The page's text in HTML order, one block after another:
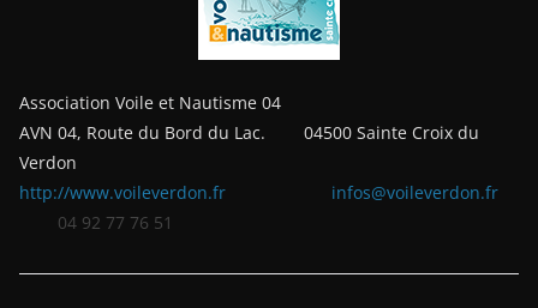
Association Voile et Nautisme 04
AVN 04, Route du Bord du Lac. 04500 Sainte Croix du
Verdon
http://www.voileverdon.fr
infos@voileverdon.fr
04 92 77 76 51